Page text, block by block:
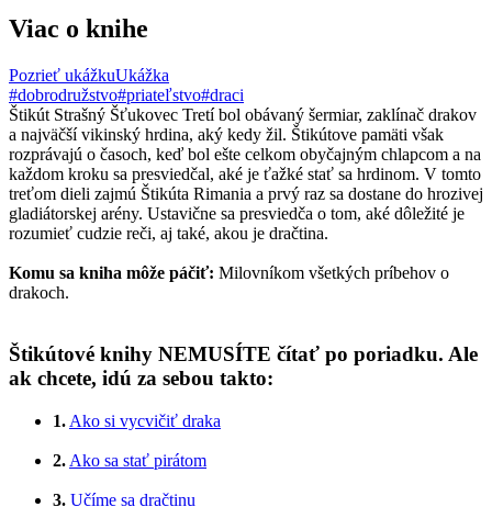
Viac o knihe
Pozrieť ukážkuUkážka
#dobrodružstvo#priateľstvo#draci
Štikút Strašný Šťukovec Tretí bol obávaný šermiar, zaklínač drakov
a najväčší vikinský hrdina, aký kedy žil. Štikútove pamäti však
rozprávajú o časoch, keď bol ešte celkom obyčajným chlapcom a na
každom kroku sa presviedčal, aké je ťažké stať sa hrdinom. V tomto
treťom dieli zajmú Štikúta Rimania a prvý raz sa dostane do hrozivej
gladiátorskej arény. Ustavične sa presviedča o tom, aké dôležité je
rozumieť cudzie reči, aj také, akou je dračtina.
Komu sa kniha môže páčiť: Milovníkom všetkých príbehov o
drakoch.
Štikútové knihy NEMUSÍTE čítať po poriadku. Ale
ak chcete, idú za sebou takto:
1. Ako si vycvičiť draka
2. Ako sa stať pirátom
3. Učíme sa dračtinu